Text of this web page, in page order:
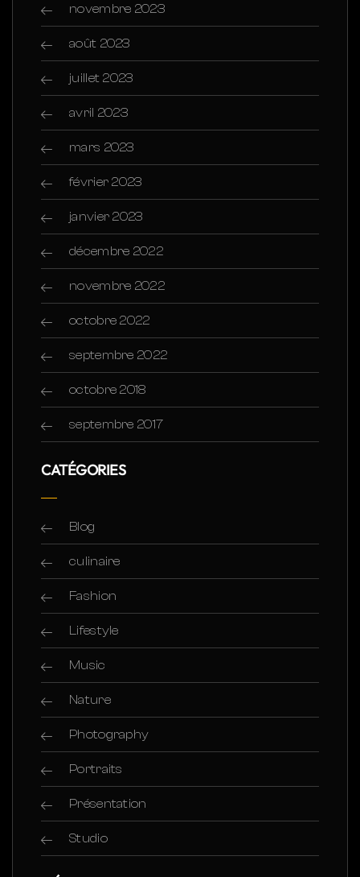
novembre 2023
août 2023
juillet 2023
avril 2023
mars 2023
février 2023
janvier 2023
décembre 2022
novembre 2022
octobre 2022
septembre 2022
octobre 2018
septembre 2017
CATÉGORIES
Blog
culinaire
Fashion
Lifestyle
Music
Nature
Photography
Portraits
Présentation
Studio